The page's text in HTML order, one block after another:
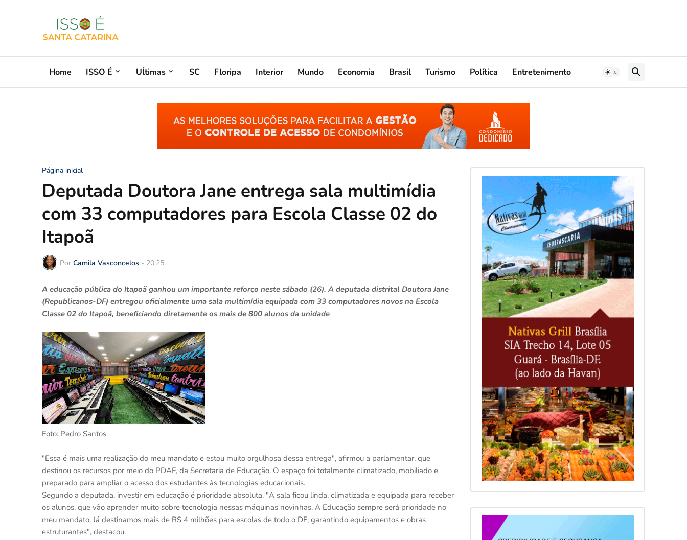
Home ISSO É Uĺtimas SC Floripa Interior Mundo Economia Brasil Turismo Política Entretenimento
Página inicial
Deputada Doutora Jane entrega sala multimídia
com 33 computadores para Escola Classe 02 do
Itapoã
Por Camila Vasconcelos - 20:25
A educação pública do Itapoã ganhou um importante reforço neste sábado (26). A deputada distrital Doutora Jane
(Republicanos-DF) entregou oficialmente uma sala multimídia equipada com 33 computadores novos na Escola
Classe 02 do Itapoã, beneficiando diretamente os mais de 800 alunos da unidade
Foto: Pedro Santos
"Essa é mais uma realização do meu mandato e estou muito orgulhosa dessa entrega", afirmou a parlamentar, que
destinou os recursos por meio do PDAF, da Secretaria de Educação. O espaço foi totalmente climatizado, mobiliado e
preparado para ampliar o acesso dos estudantes às tecnologias educacionais.
Segundo a deputada, investir em educação é prioridade absoluta. "A sala ficou linda, climatizada e equipada para receber
os alunos, que vão aprender muito sobre tecnologia nessas máquinas novinhas. A Educação sempre será prioridade no
meu mandato. Já destinamos mais de R$ 4 milhões para escolas de todo o DF, garantindo equipamentos e obras
estruturantes", destacou.